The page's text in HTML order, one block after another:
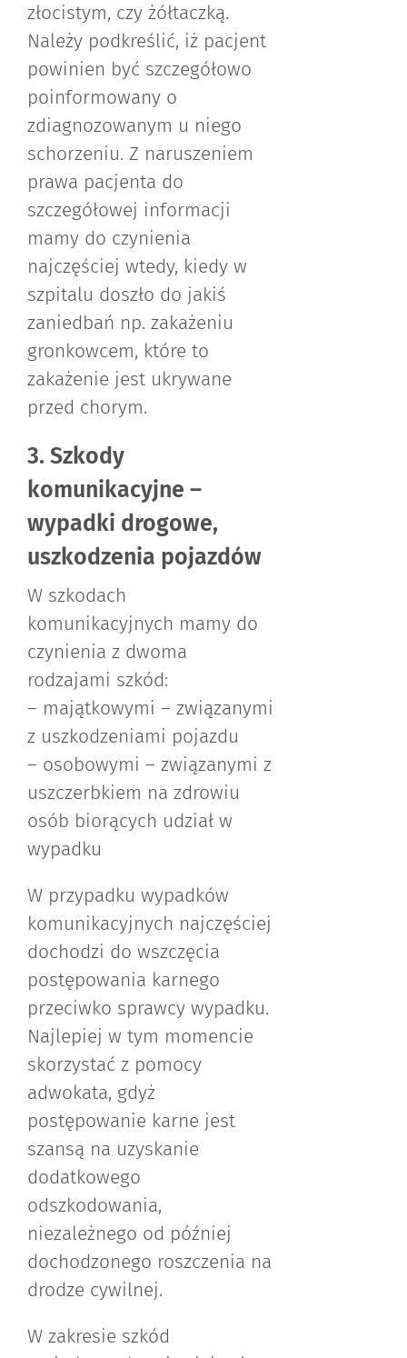
złocistym, czy żółtaczką.
Należy podkreślić, iż pacjent
powinien być szczegółowo
poinformowany o
zdiagnozowanym u niego
schorzeniu. Z naruszeniem
prawa pacjenta do
szczegółowej informacji
mamy do czynienia
najczęściej wtedy, kiedy w
szpitalu doszło do jakiś
zaniedbań np. zakażeniu
gronkowcem, które to
zakażenie jest ukrywane
przed chorym.
3. Szkody
komunikacyjne –
wypadki drogowe,
uszkodzenia pojazdów
W szkodach
komunikacyjnych mamy do
czynienia z dwoma
rodzajami szkód:
– majątkowymi – związanymi
z uszkodzeniami pojazdu
– osobowymi – związanymi z
uszczerbkiem na zdrowiu
osób biorących udział w
wypadku
W przypadku wypadków
komunikacyjnych najczęściej
dochodzi do wszczęcia
postępowania karnego
przeciwko sprawcy wypadku.
Najlepiej w tym momencie
skorzystać z pomocy
adwokata, gdyż
postępowanie karne jest
szansą na uzyskanie
dodatkowego
odszkodowania,
niezależnego od później
dochodzonego roszczenia na
drodze cywilnej.
W zakresie szkód